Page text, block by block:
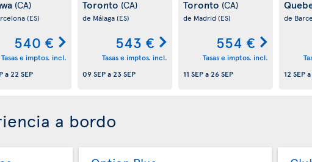
(CA)
(ES)
540 €
Tasas e imptos. incl.
a22 SEP
Toronto (CA)
de Málaga(ES)
543 €
Tasas e imptos. incl.
09 SEPa23 SEP
Toronto (CA)
de Madrid(ES)
554 €
Tasas e imptos. incl.
11 SEPa26 SEP
de
12 SEPa
a bordo